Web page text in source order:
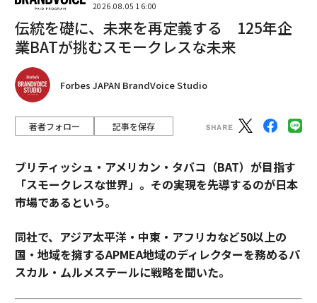
2026.08.05 16:00
伝統を礎に、未来を再定義する 125年企
業BATが挑むスモークレスな未来
Forbes JAPAN BrandVoice Studio
著者フォロー 記事を保存
ブリティッシュ・アメリカン・タバコ（BAT）が目指す
「スモークレスな世界」。その実現を先導するのが日本
市場であるという。
同社で、アジア太平洋・中東・アフリカなど50以上の
国・地域を擁するAPMEA地域のディレクターを務めるパ
スカル・ムルメステールに戦略を聞いた。